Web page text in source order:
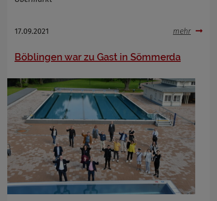
17.09.2021 mehr
Böblingen war zu Gast in Sömmerda